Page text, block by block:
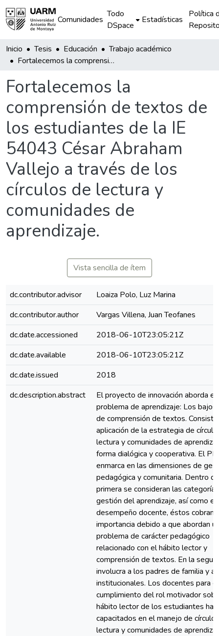
Comunidades
Todo
DSpace
Estadísticas
Política
Inicio Tesis Educación
Trabajo académico
Fortalecemos la comprensión de textos de los estudiantes de la IE 54043 César Abraham Vallejo a través de los círculos de lectura y comunidades de aprendizaje.
Fortalecemos la
comprensión de textos de
los estudiantes de la IE
54043 César Abraham
Vallejo a través de los
círculos de lectura y
comunidades de
aprendizaje.
Vista sencilla de ítem
dc.contributor.advisor
Loaiza Polo, Luz Marina
dc.contributor.author
Vargas Villena, Juan Teofanes
dc.date.accessioned
2018-06-10T23:05:21Z
dc.date.available
2018-06-10T23:05:21Z
dc.date.issued
2018
dc.description.abstract
El proyecto de innovación aborda el
problema de aprendizaje: Los
de comprensión de textos.
aplicación de la estrategia de
lectura y comunidades de
forma dialógica y cooperativa. El
enmarca en las dimensiones de
pedagógica y comunitaria. Dentro
primera se consideran las
gestión del aprendizaje, así como el
desempeño docente, éstos cobran
importancia debido a que abordan
problema de carácter pedagógico
relacionado con el hábito lector y
comprensión de textos. En la
involucra a los padres de familia y
institucionales. Los docentes para el
cumplimiento del rol motivador
hábito lector de los estudiantes
capacitados en el manejo de
lectura y comunidades de